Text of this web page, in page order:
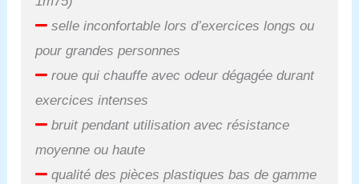
selle inconfortable lors d’exercices longs ou
pour grandes personnes
roue qui chauffe avec odeur dégagée durant
exercices intenses
bruit pendant utilisation avec résistance
moyenne ou haute
qualité des pièces plastiques bas de gamme